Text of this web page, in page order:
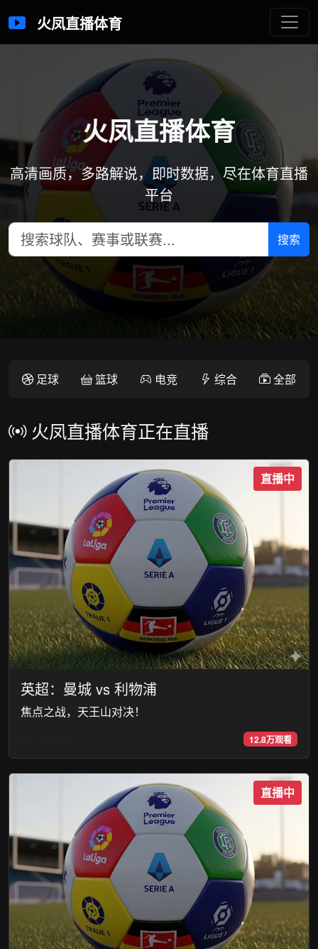
火凤直播体育
火凤直播体育
高清画质，多路解说，即时数据，尽在体育直播
平台
搜索
足球 篮球 电竞 综合 全部
火凤直播体育正在直播
直播中
英超：曼城 vs 利物浦
焦点之战，天王山对决！
12.8万观看
直播中